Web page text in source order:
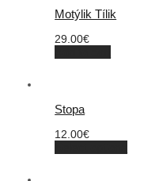
Motýlik Tílik
29.00€
Stopa
12.00€